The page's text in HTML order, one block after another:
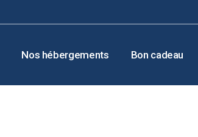
Nos hébergements Bon cadeau